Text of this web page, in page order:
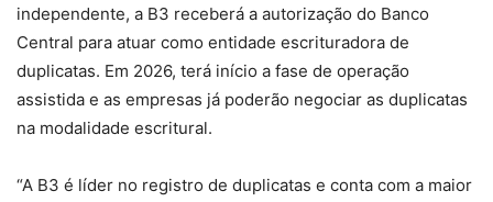
independente, a B3 receberá a autorização do Banco
Central para atuar como entidade escrituradora de
duplicatas. Em 2026, terá início a fase de operação
assistida e as empresas já poderão negociar as duplicatas
na modalidade escritural.
“A B3 é líder no registro de duplicatas e conta com a maior